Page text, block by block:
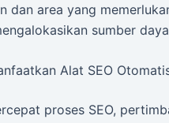
dan area yang
sumber
Alat SEO
proses SEO,